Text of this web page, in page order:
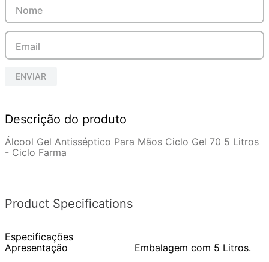
ENVIAR
Descrição do produto
Álcool Gel Antisséptico Para Mãos Ciclo Gel 70 5 Litros
- Ciclo Farma
Product Specifications
Especificações
Apresentação
Embalagem com 5 Litros.